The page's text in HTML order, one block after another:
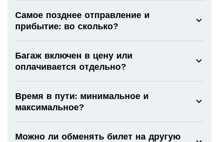
Самое позднее отправление и
прибытие: во сколько?
Багаж включен в цену или
оплачивается отдельно?
Время в пути: минимальное и
максимальное?
Можно ли обменять билет на другую